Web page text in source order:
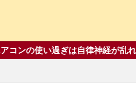
い過ぎは自律神経が乱れて夏バ